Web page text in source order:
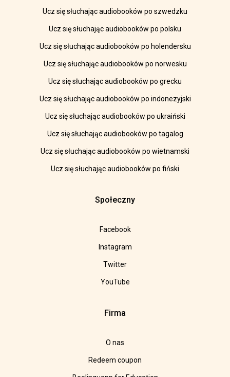
Ucz się słuchając audiobooków po szwedzku
Ucz się słuchając audiobooków po polsku
Ucz się słuchając audiobooków po holendersku
Ucz się słuchając audiobooków po norwesku
Ucz się słuchając audiobooków po grecku
Ucz się słuchając audiobooków po indonezyjski
Ucz się słuchając audiobooków po ukraiński
Ucz się słuchając audiobooków po tagalog
Ucz się słuchając audiobooków po wietnamski
Ucz się słuchając audiobooków po fiński
Społeczny
Facebook
Instagram
Twitter
YouTube
Firma
O nas
Redeem coupon